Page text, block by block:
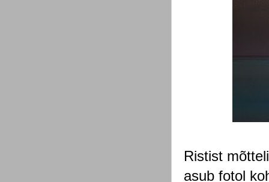
Ristist
asub fotol